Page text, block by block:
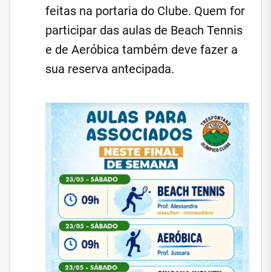
feitas na portaria do Clube. Quem for
participar das aulas de Beach Tennis
e de Aeróbica também deve fazer a
sua reserva antecipada.